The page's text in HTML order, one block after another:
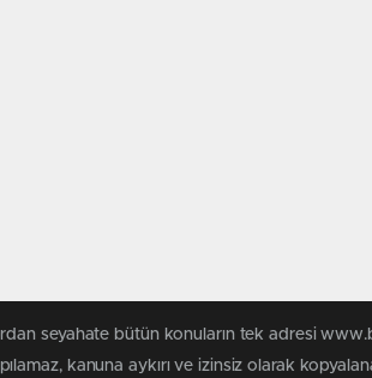
seyahate bütün konuların tek adresi
kanuna aykırı ve izinsiz olarak